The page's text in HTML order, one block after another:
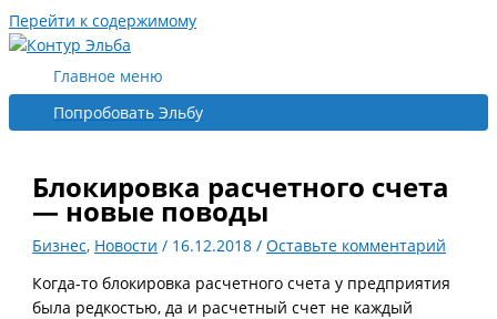
Перейти к содержимому
Главное меню
Попробовать Эльбу
Блокировка расчетного счета
— новые поводы
Бизнес, Новости / 16.12.2018/Оставьте комментарий
Когда-то блокировка расчетного счета у предприятия
была редкостью, да и расчетный счет не каждый